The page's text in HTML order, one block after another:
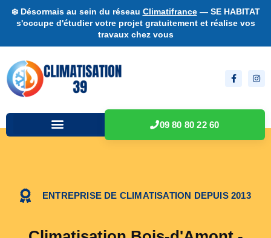
❄️ Désormais au sein du réseau Climatifrance— SE HABITAT
s'occupe d'étudier votre projet gratuitement et réalise vos
travaux chez vous
09 80 80 22 60
ENTREPRISE DE CLIMATISATION DEPUIS 2013